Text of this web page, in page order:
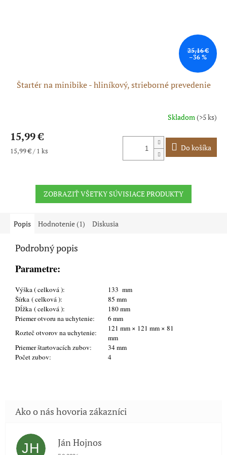
25,16 €
–36 %
Štartér na minibike - hliníkový, strieborné prevedenie
produktu
je
5,0
hviezdičiek.
Skladom(>5 ks)
15,99 €
Jednotková
15,99 € / 1 ks Do košíka
ZOBRAZIŤ VŠETKY SÚVISIACE PRODUKTY
Popis Hodnotenie (1) Diskusia
Podrobný popis
Parametre:
Výška ( celková ):
133 mm
Šírka ( celková ):
85 mm
Dĺžka ( celková ):
180 mm
Priemer otvoru na uchytenie:
6 mm
Rozteč otvorov na uchytenie:
121 mm × 121 mm × 81
mm
Priemer štartovacích zubov:
34 mm
Počet zubov:
4
JH Ján Hojnos